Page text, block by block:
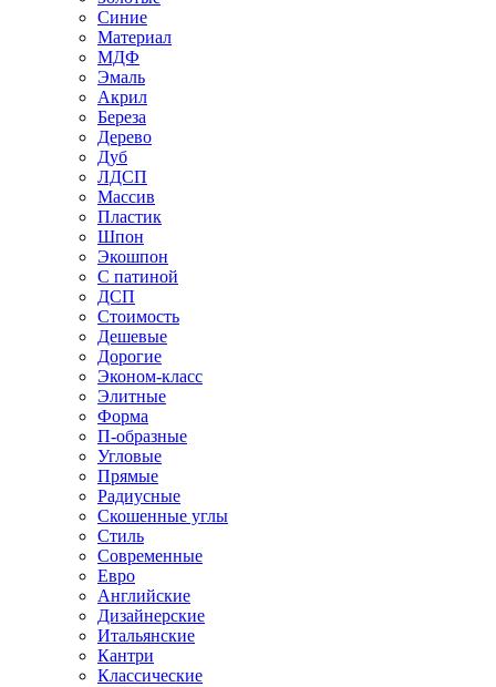
Синие
Материал
МДФ
Эмаль
Акрил
Береза
Дерево
Дуб
ЛДСП
Массив
Пластик
Шпон
Экошпон
С патиной
ДСП
Стоимость
Дешевые
Дорогие
Эконом-класс
Элитные
Форма
П-образные
Угловые
Прямые
Радиусные
Скошенные углы
Стиль
Современные
Евро
Английские
Дизайнерские
Итальянские
Кантри
Классические